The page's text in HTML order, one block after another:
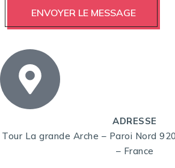
ADRESSE
Tour La grande Arche – Paroi Nord
– France